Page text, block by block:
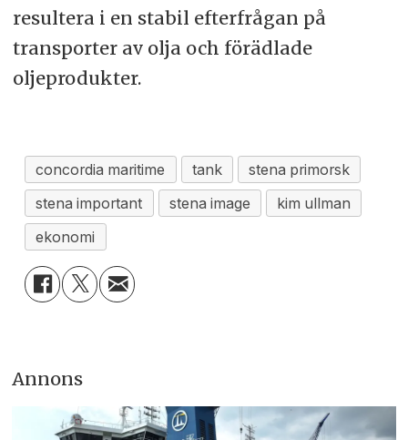
resultera i en stabil efterfrågan på
transporter av olja och förädlade
oljeprodukter.
concordia maritime tank
stena primorsk
stena important
stena image
kim ullman
ekonomi
Annons